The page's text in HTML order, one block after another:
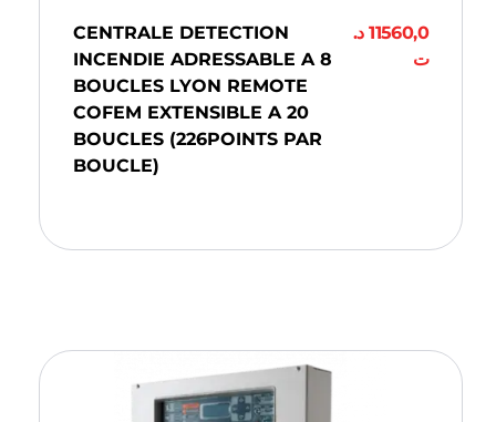
CENTRALE DETECTION
INCENDIE ADRESSABLE A 8
BOUCLES LYON REMOTE
COFEM EXTENSIBLE A 20
BOUCLES (226POINTS PAR
BOUCLE)
11560,0 د.
ت